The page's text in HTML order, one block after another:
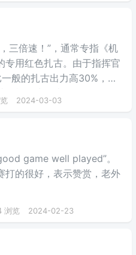
三倍速！”，通常专指《机
专用红色扎古。由于指挥官
般的扎古出力高30%，在
征。
2024-03-03
game well played”。
打的很好，表示赞赏，老外
浏览 2024-02-23